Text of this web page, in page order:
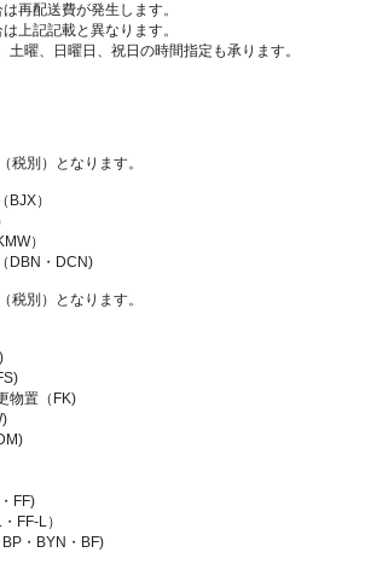
再配送費が発生します。
上記記載と異なります。
曜、日曜日、祝日の時間指定も承ります。
税別）となります。
）
）
DBN・DCN)
税別）となります。
物置（FK)
FF)
FF-L）
・BYN・BF)